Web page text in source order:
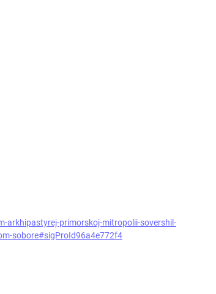
primorskoj-mitropolii-sovershil-
sobore#sigProId96a4e772f4